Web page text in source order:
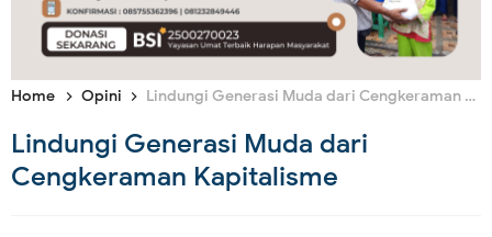
Home Opini Lindungi Generasi Muda dari Cengkeraman Kapitalisme
Lindungi Generasi Muda dari
Cengkeraman Kapitalisme